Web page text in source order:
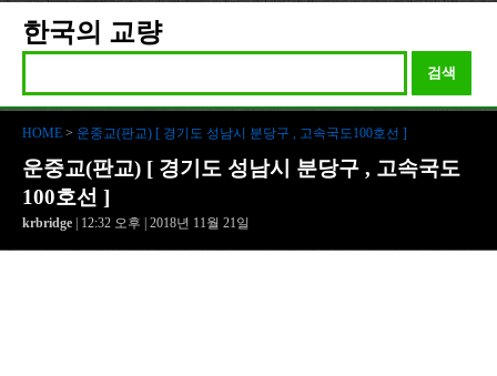
한국의 교량
검색
HOME > 운중교(판교) [ 경기도 성남시 분당구 , 고속국도100호선 ]
운중교(판교) [ 경기도 성남시 분당구 , 고속국도
100호선 ]
krbridge | 12:32 오후 | 2018년 11월 21일